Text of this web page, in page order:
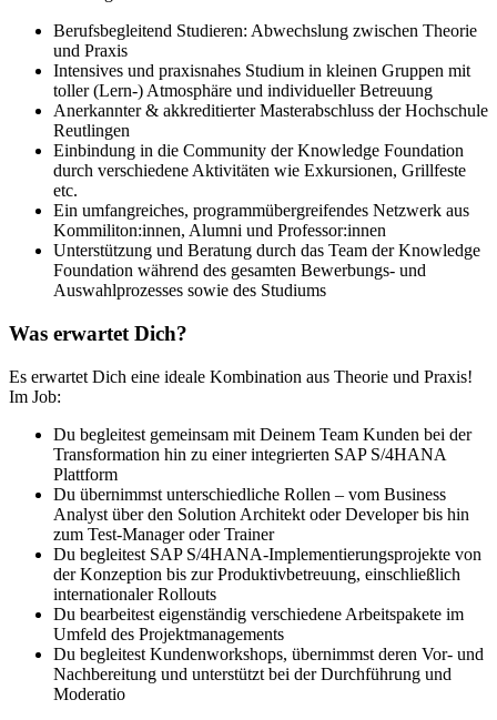
Berufsbegleitend Studieren: Abwechslung zwischen Theorie
und Praxis
Intensives und praxisnahes Studium in kleinen Gruppen mit
toller (Lern-) Atmosphäre und individueller Betreuung
Anerkannter & akkreditierter Masterabschluss der Hochschule
Reutlingen
Einbindung in die Community der Knowledge Foundation
durch verschiedene Aktivitäten wie Exkursionen, Grillfeste
etc.
Ein umfangreiches, programmübergreifendes Netzwerk aus
Kommiliton:innen, Alumni und Professor:innen
Unterstützung und Beratung durch das Team der Knowledge
Foundation während des gesamten Bewerbungs- und
Auswahlprozesses sowie des Studiums
Was erwartet Dich?
Es erwartet Dich eine ideale Kombination aus Theorie und Praxis!
Im Job:
Du begleitest gemeinsam mit Deinem Team Kunden bei der
Transformation hin zu einer integrierten SAP S/4HANA
Plattform
Du übernimmst unterschiedliche Rollen – vom Business
Analyst über den Solution Architekt oder Developer bis hin
zum Test-Manager oder Trainer
Du begleitest SAP S/4HANA-Implementierungsprojekte von
der Konzeption bis zur Produktivbetreuung, einschließlich
internationaler Rollouts
Du bearbeitest eigenständig verschiedene Arbeitspakete im
Umfeld des Projektmanagements
Du begleitest Kundenworkshops, übernimmst deren Vor- und
Nachbereitung und unterstützt bei der Durchführung und
Moderatio